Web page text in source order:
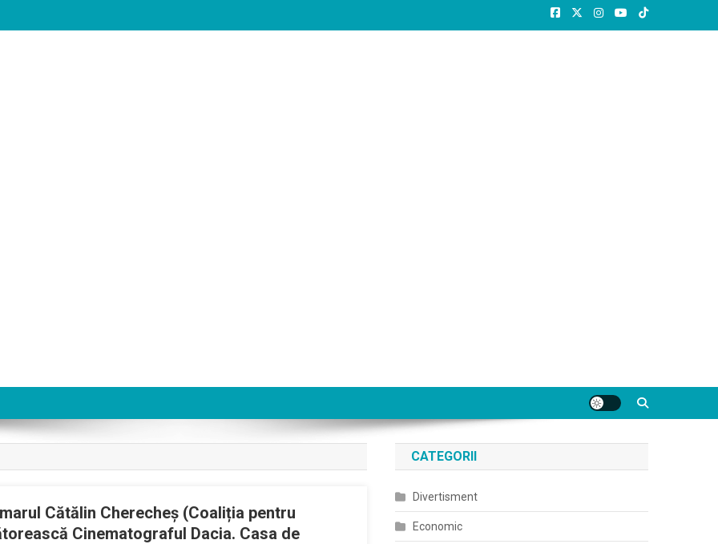
Cătălin Cherecheș (Coaliția pentru
Cinematograful Dacia. Casa de
CATEGORII
Divertisment
Economic